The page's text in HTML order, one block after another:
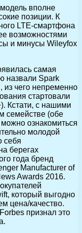
модель вполне
позиции. К
LTE-смартфона
возможностями
и минусы Wileyfox
самая
назвали Spark
из чего непременно
стартовали
Кстати, с нашими
семействе (обе
ознакомиться
молодой
себя
берегах
года бренд
Manufacturer of
Awards 2016.
который выгодно
цена/качество.
признал это